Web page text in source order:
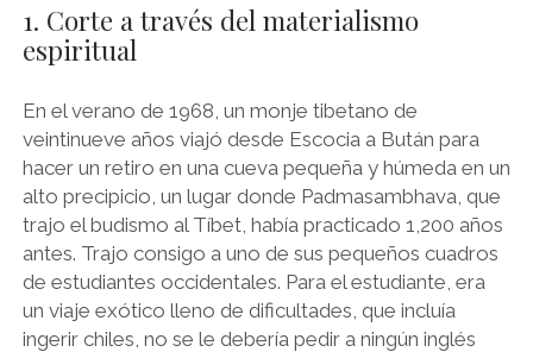
1. Corte a través del materialismo
espiritual
En el verano de 1968, un monje tibetano de
veintinueve años viajó desde Escocia a Bután para
hacer un retiro en una cueva pequeña y húmeda en un
alto precipicio, un lugar donde Padmasambhava, que
trajo el budismo al Tíbet, había practicado 1,200 años
antes. Trajo consigo a uno de sus pequeños cuadros
de estudiantes occidentales. Para el estudiante, era
un viaje exótico lleno de dificultades, que incluía
ingerir chiles, no se le debería pedir a ningún inglés